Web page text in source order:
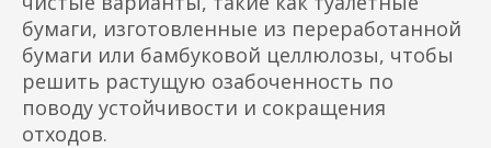
бумаги, изготовленные из переработанной
бумаги или бамбуковой целлюлозы, чтобы
решить растущую озабоченность по
поводу устойчивости и сокращения
отходов.